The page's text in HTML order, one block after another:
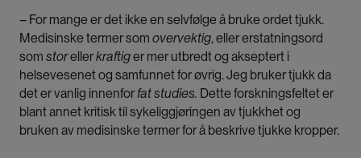
– For mange er det ikke en selvfølge å bruke ordet tjukk.
Medisinske termer som overvektig, eller erstatningsord
som storellerkraftiger mer utbredt og akseptert i
helsevesenet og samfunnet for øvrig. Jeg bruker tjukk da
det er vanlig innenforfat studies. Dette forskningsfeltet er
blant annet kritisk til sykeliggjøringen av tjukkhet og
bruken av medisinske termer for å beskrive tjukke kropper.